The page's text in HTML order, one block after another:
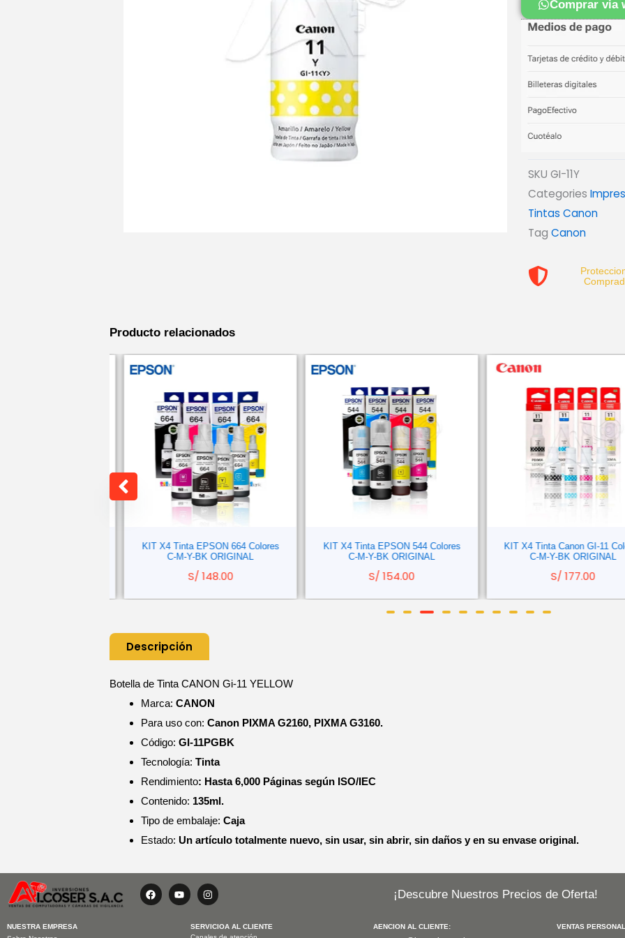
11Y
G2160/
cantidad
Comprar via
SKU GI-11Y
Categories
Tintas Canon
Tag Canon
Producto relacionados
KIT X4 Tinta EPSON 664 Colores
C-M-Y-BK ORIGINAL
148.00
KIT X4 Tinta EPSON 544 Colores
C-M-Y-BK ORIGINAL
154.00
KIT X4 Tinta Canon GI-11
C-M-Y-BK ORIGINAL
177.00
Descripción
Botella de Tinta CANON Gi-11 YELLOW
Marca: CANON
Para uso con: Canon PIXMA G2160, PIXMA G3160.
Código: GI-11PGBK
Tecnología: Tinta
Rendimiento: Hasta 6,000 Páginas según ISO/IEC
Contenido: 135ml.
Tipo de embalaje: Caja
Estado: Un artículo totalmente nuevo, sin usar, sin abrir, sin daños y en su envase original.
F
a
c
Y
o
u
I
n
s
a
¡Descubre Nuestros Precios de Oferta!
NUESTRA EMPRESA
SERVICIOA AL CLIENTE
AENCION AL CLIENTE: VENTAS